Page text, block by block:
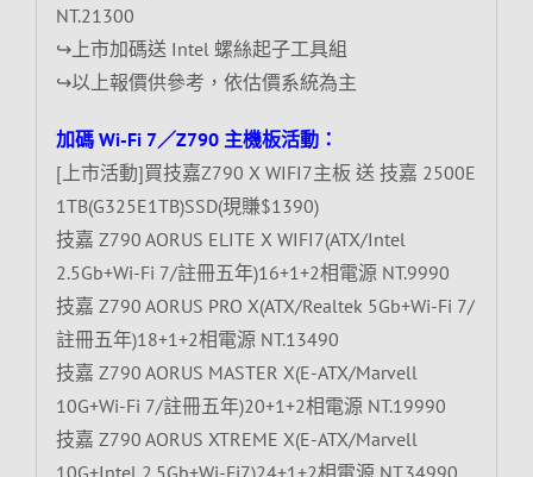
NT.21300
↪上市加碼送 Intel 螺絲起子工具組
↪以上報價供參考，依估價系統為主
加碼 Wi-Fi 7／Z790 主機板活動：
[上市活動]買技嘉Z790 X WIFI7主板 送 技嘉 2500E
1TB(G325E1TB)SSD(現賺$1390)
技嘉 Z790 AORUS ELITE X WIFI7(ATX/Intel
2.5Gb+Wi-Fi 7/註冊五年)16+1+2相電源 NT.9990
技嘉 Z790 AORUS PRO X(ATX/Realtek 5Gb+Wi-Fi 7/
註冊五年)18+1+2相電源 NT.13490
技嘉 Z790 AORUS MASTER X(E-ATX/Marvell
10G+Wi-Fi 7/註冊五年)20+1+2相電源 NT.19990
技嘉 Z790 AORUS XTREME X(E-ATX/Marvell
10G+Intel 2.5Gb+Wi-Fi7)24+1+2相電源 NT.34990